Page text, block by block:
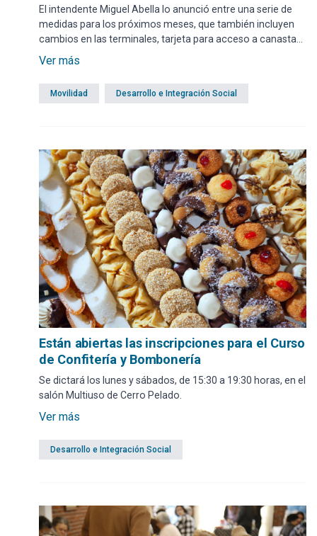
El intendente Miguel Abella lo anunció entre una serie de
medidas para los próximos meses, que también incluyen
cambios en las terminales, tarjeta para acceso a canastas
y el adelanto del pago de becas.
Ver más
Movilidad Desarrollo e Integración Social
Están abiertas las inscripciones para el Curso
de Confitería y Bombonería
Se dictará los lunes y sábados, de 15:30 a 19:30 horas, en el
salón Multiuso de Cerro Pelado.
Ver más
Desarrollo e Integración Social